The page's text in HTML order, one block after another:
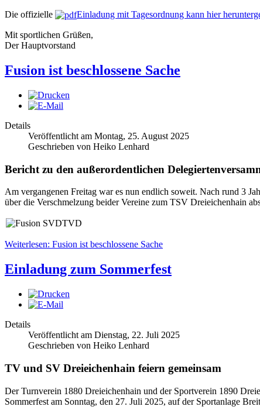
Die offizielle
Einladung mit Tagesordnung kann hier
Mit sportlichen Grüßen,
Der Hauptvorstand
Fusion ist beschlossene Sache
Details
Veröffentlicht am Montag, 25. August 2025
Geschrieben von Heiko Lenhard
Bericht zu den außerordentlichen
Am vergangenen Freitag war es nun endlich soweit. Nach rund 3
über die Verschmelzung beider Vereine zum TSV Dreieichenhain
Weiterlesen: Fusion ist beschlossene Sache
Einladung zum Sommerfest
Details
Veröffentlicht am Dienstag, 22. Juli 2025
Geschrieben von Heiko Lenhard
TV und SV Dreieichenhain feiern gemeinsam
Der Turnverein 1880 Dreieichenhain und der Sportverein 1890
Sommerfest am Sonntag, den 27. Juli 2025, auf der Sportanlage